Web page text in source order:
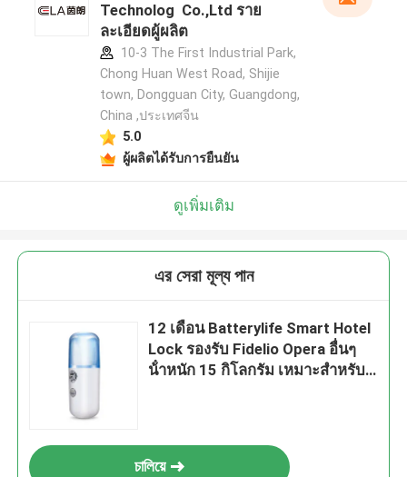
Technolog Co.,Ltd ราย
ละเอียดผู้ผลิต
10-3 The First Industrial Park,
Chong Huan West Road, Shijie
town, Dongguan City, Guangdong,
China ,ประเทศจีน
5.0
ผู้ผลิตได้รับการยืนยัน
ดูเพิ่มเติม
এর সেরা মূল্য পান
12 เดือน Batterylife Smart Hotel
Lock รองรับ Fidelio Opera อื่นๆ
น้ําหนัก 15 กิโลกรัม เหมาะสําหรับ
চালিয়ে